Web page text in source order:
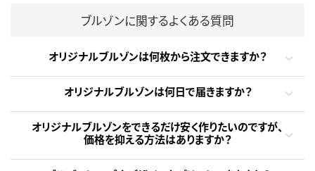
ブルゾンに関するよくある質問
オリジナルブルゾンは何枚から注文できますか？
オリジナルブルゾンは何日で届きますか？
オリジナルブルゾンをできるだけ安く作りたいのですが、
価格を抑える方法はありますか？